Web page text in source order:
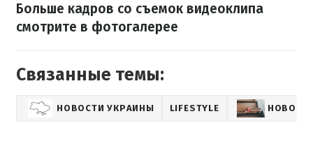
Больше кадров со съемок видеоклипа
смотрите в фотогалерее
Связанные темы:
НОВОСТИ УКРАИНЫ LIFESTYLE